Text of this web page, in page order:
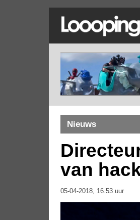
Nieuws
van
05-04-2018, 16.53 uur